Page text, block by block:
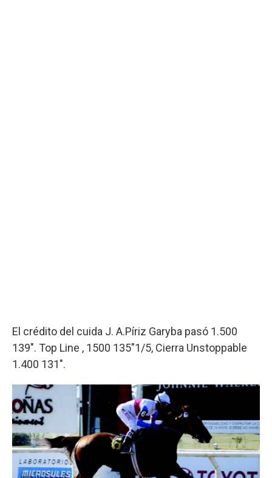
El crédito del cuida J. A.Píriz Garyba pasó 1.500
139". Top Line , 1500 135"1/5, Cierra Unstoppable
1.400 131".